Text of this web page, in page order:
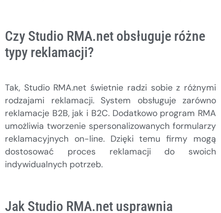
Czy Studio RMA.net obsługuje różne
typy reklamacji?
Tak, Studio RMA.net świetnie radzi sobie z różnymi
rodzajami reklamacji. System obsługuje zarówno
reklamacje B2B, jak i B2C. Dodatkowo program RMA
umożliwia tworzenie spersonalizowanych formularzy
reklamacyjnych on-line. Dzięki temu firmy mogą
dostosować proces reklamacji do swoich
indywidualnych potrzeb.
Jak Studio RMA.net usprawnia